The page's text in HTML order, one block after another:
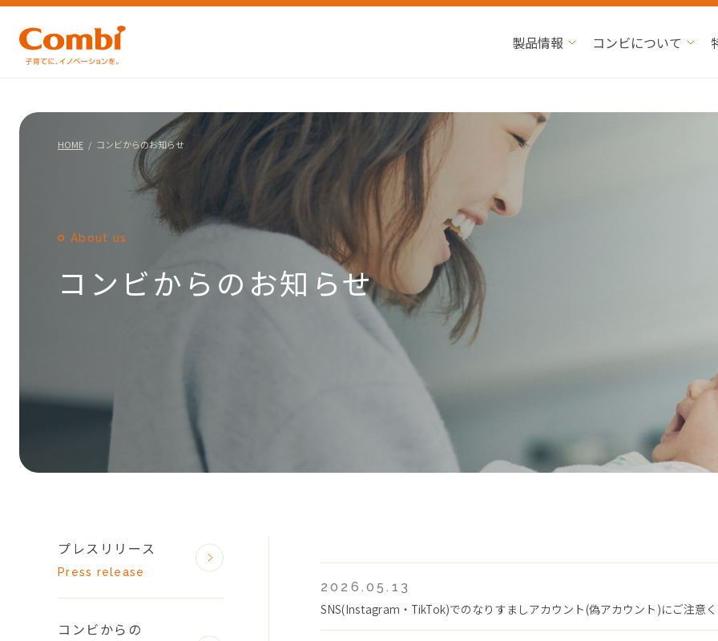
製品情報 コンビについて
HOME コンビからのお知らせ
About us
コンビからのお知らせ
2026.05.13
SNS(Instagram・TikTok)でのなりすましアカウント(偽アカウント)にご注意
プレスリリース
Press release
コンビからの